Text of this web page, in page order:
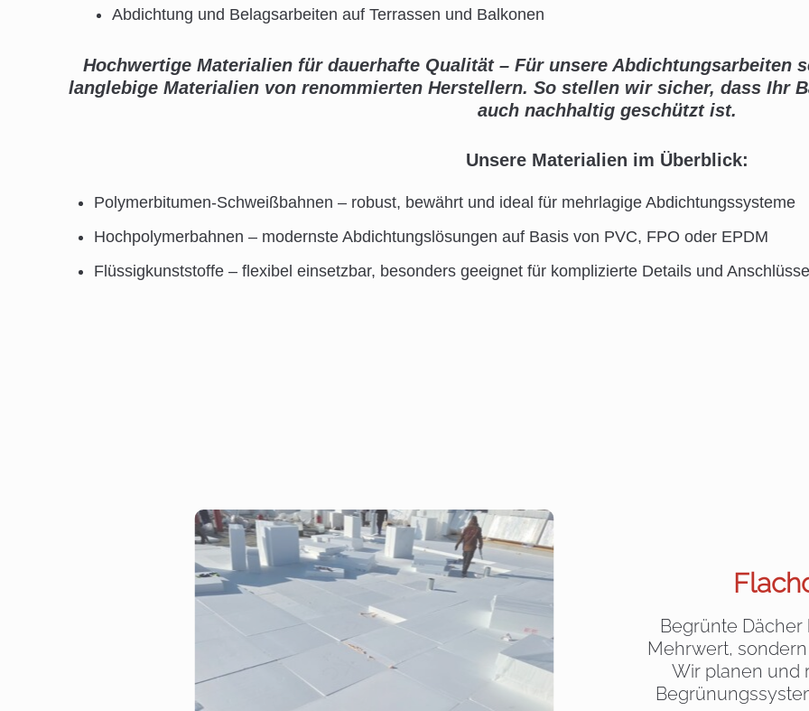
Abdichtung und Belagsarbeiten auf Terrassen und Balkonen
Hochwertige Materialien für dauerhafte Qualität – Für unsere Abdichtungsarbeiten
langlebige Materialien von renommierten Herstellern. So stellen wir sicher, dass Ihr
auch nachhaltig geschützt ist.
Unsere Materialien im Überblick:
Polymerbitumen-Schweißbahnen – robust, bewährt und ideal für mehrlagige Abdichtungssysteme
Hochpolymerbahnen – modernste Abdichtungslösungen auf Basis von PVC, FPO oder EPDM
Flüssigkunststoffe – flexibel einsetzbar, besonders geeignet für komplizierte Details und Anschlüsse
Begrünte
Mehrwert,
Wir planen und